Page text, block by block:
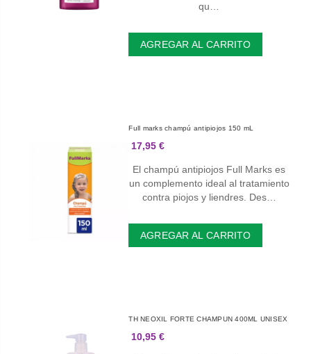
qu…
AGREGAR AL CARRITO
Full marks champú antipiojos 150 mL
17,95 €
El champú antipiojos Full Marks es
un complemento ideal al tratamiento
contra piojos y liendres. Des…
AGREGAR AL CARRITO
TH NEOXIL FORTE CHAMPUN 400ML UNISEX
10,95 €